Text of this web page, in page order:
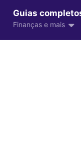
Guias
Finanças e mais